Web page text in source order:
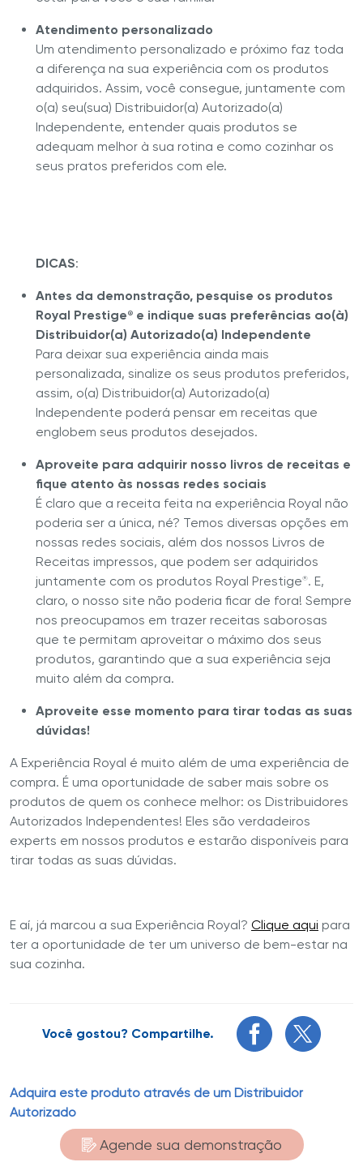
Atendimento personalizado
Um atendimento personalizado e próximo faz toda
a diferença na sua experiência com os produtos
adquiridos. Assim, você consegue, juntamente com
o(a) seu(sua) Distribuidor(a) Autorizado(a)
Independente, entender quais produtos se
adequam melhor à sua rotina e como cozinhar os
seus pratos preferidos com ele.
DICAS:
Antes da demonstração, pesquise os produtos
Royal Prestige ® e indique suas preferências ao(à)
Distribuidor(a) Autorizado(a) Independente
Para deixar sua experiência ainda mais
personalizada, sinalize os seus produtos preferidos,
assim, o(a) Distribuidor(a) Autorizado(a)
Independente poderá pensar em receitas que
englobem seus produtos desejados.
Aproveite para adquirir nosso livros de receitas e
fique atento às nossas redes sociais
É claro que a receita feita na experiência Royal não
poderia ser a única, né? Temos diversas opções em
nossas redes sociais, além dos nossos Livros de
Receitas impressos, que podem ser adquiridos
juntamente com os produtos Royal Prestige®. E,
claro, o nosso site não poderia ficar de fora! Sempre
nos preocupamos em trazer receitas saborosas
que te permitam aproveitar o máximo dos seus
produtos, garantindo que a sua experiência seja
muito além da compra.
Aproveite esse momento para tirar todas as suas
dúvidas!
A Experiência Royal é muito além de uma experiência de
compra. É uma oportunidade de saber mais sobre os
produtos de quem os conhece melhor: os Distribuidores
Autorizados Independentes! Eles são verdadeiros
experts em nossos produtos e estarão disponíveis para
tirar todas as suas dúvidas.
E aí, já marcou a sua Experiência Royal? Clique aqui para
ter a oportunidade de ter um universo de bem-estar na
sua cozinha.
Você gostou? Compartilhe.
Adquira este produto através de um Distribuidor
Autorizado
Agende sua demonstração